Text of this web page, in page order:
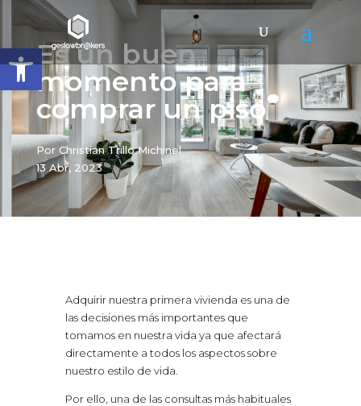
Es un buen
momento para
comprar un piso
Por Christian Trillo Michinel
13 Abr, 2023
Adquirir nuestra primera vivienda es una de
las decisiones más importantes que
tomamos en nuestra vida ya que afectará
directamente a todos los aspectos sobre
nuestro estilo de vida.
Por ello, una de las consultas más habituales
Abrir barra de herramientas